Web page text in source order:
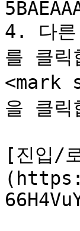
4. 다른
를 클릭
을 클릭
[진입/